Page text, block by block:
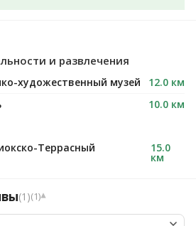
и развлечения
художественный музей
12.0 км
10.0 км
Террасный 15.0
км
(1)(1)▾